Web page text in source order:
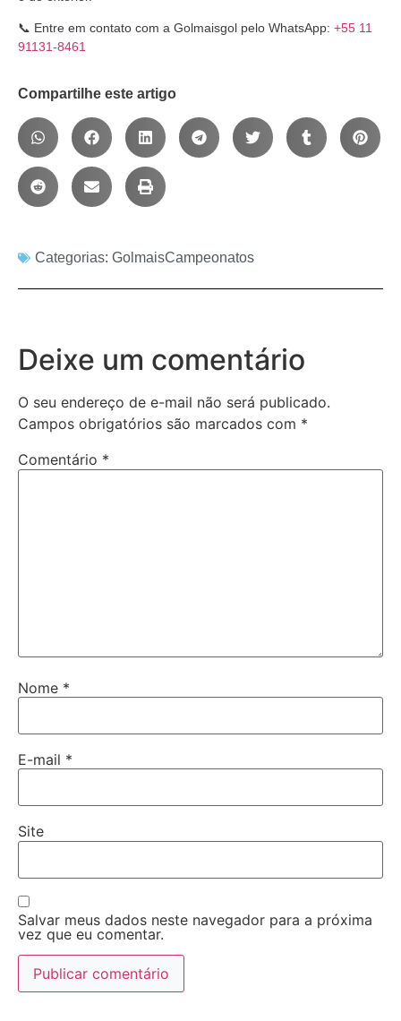
📞 Entre em contato com a Golmaisgol pelo WhatsApp: +55 11
91131-8461
Compartilhe este artigo
Categorias: GolmaisCampeonatos
Deixe um comentário
O seu endereço de e-mail não será publicado.
Campos obrigatórios são marcados com *
Comentário *
Nome *
E-mail *
Site
Salvar meus dados neste navegador para a próxima
vez que eu comentar.